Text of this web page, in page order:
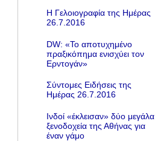
Η Γελοιογραφία της Ημέρας
26.7.2016
DW: «To αποτυχημένο
πραξικόπημα ενισχύει τον
Ερντογάν»
Σύντομες Ειδήσεις της
Ημέρας 26.7.2016
Ινδοί «έκλεισαν» δύο μεγάλα
ξενοδοχεία της Αθήνας για
έναν γάμο